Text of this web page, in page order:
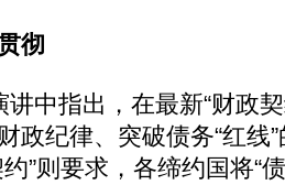
彻
指出，在最新“财政契
政纪律、突破债务“红线
”则要求，各缔约国将“